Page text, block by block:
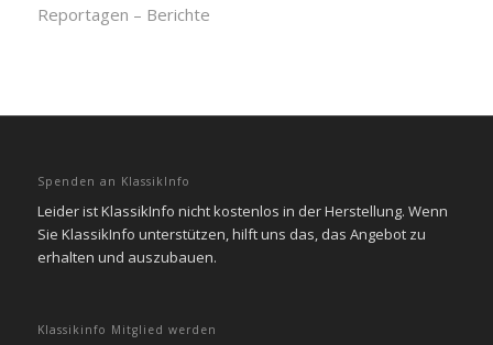
Reportagen – Berichte
Spenden an KlassikInfo
Leider ist KlassikInfo nicht kostenlos in der Herstellung. Wenn
Sie KlassikInfo unterstützen, hilft uns das, das Angebot zu
erhalten und auszubauen.
Klassikinfo Mitglied werden